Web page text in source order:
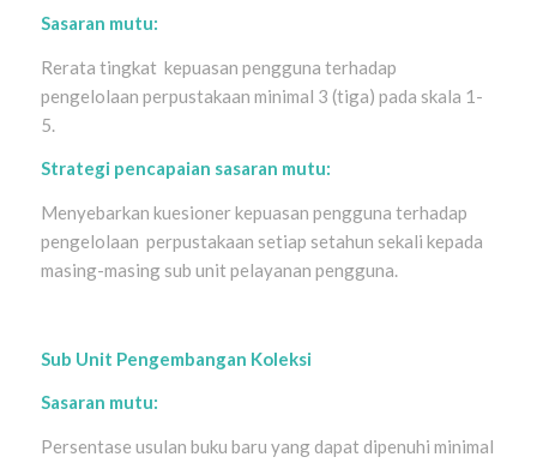
Sasaran mutu:
Rerata tingkat kepuasan pengguna terhadap
pengelolaan perpustakaan minimal 3 (tiga) pada skala 1-
5.
Strategi pencapaian sasaran mutu:
Menyebarkan kuesioner kepuasan pengguna terhadap
pengelolaan perpustakaan setiap setahun sekali kepada
masing-masing sub unit pelayanan pengguna.
Sub Unit Pengembangan Koleksi
Sasaran mutu:
Persentase usulan buku baru yang dapat dipenuhi minimal